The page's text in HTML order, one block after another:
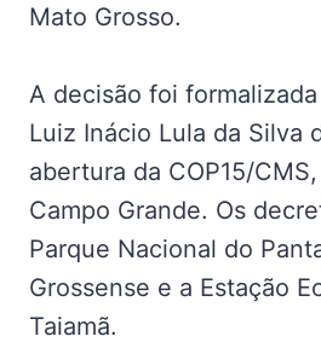
Mato Grosso.
A decisão foi
Luiz Inácio Lula da Silva
abertura da COP15/
Campo Grande. Os
Parque Nacional do
Grossense e a Estação
Taiamã.